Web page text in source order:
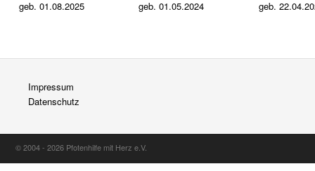
geb. 01.08.2025
geb. 01.05.2024
geb.
Impressum
Datenschutz
© 2004 - 2026 Pfotenhilfe mit Herz e.V.